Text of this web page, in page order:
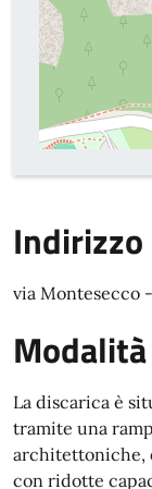
Indirizzo
via Montesecco
La discarica è
tramite una
architettoniche,
con ridotte